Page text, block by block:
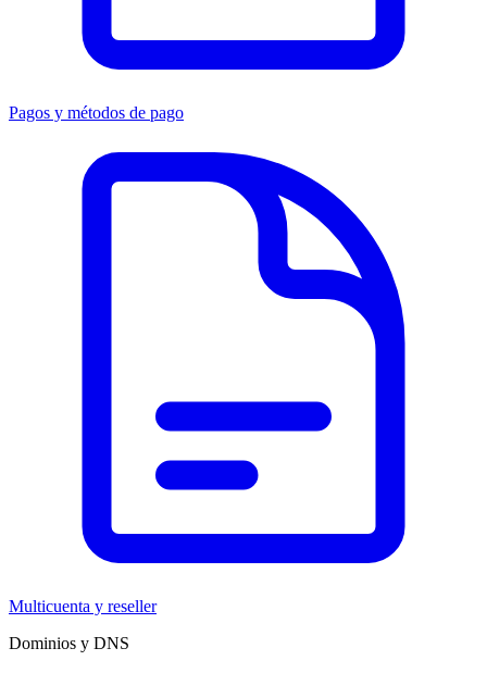
Pagos y métodos de pago
Multicuenta y reseller
Dominios y DNS